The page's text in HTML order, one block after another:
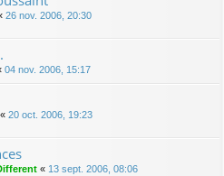
26 nov. 2006, 20:30
04 nov. 2006, 15:17
« 20 oct. 2006, 19:23
« 13 sept. 2006, 08:06